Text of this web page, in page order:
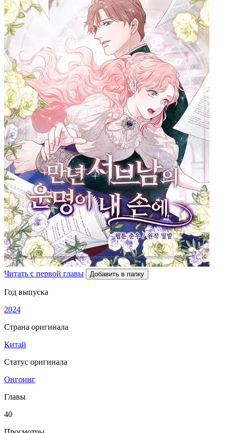
Читать с первой главы Добавить в папку
Год выпуска
2024
Страна оригинала
Китай
Статус оригинала
Онгоинг
Главы
40